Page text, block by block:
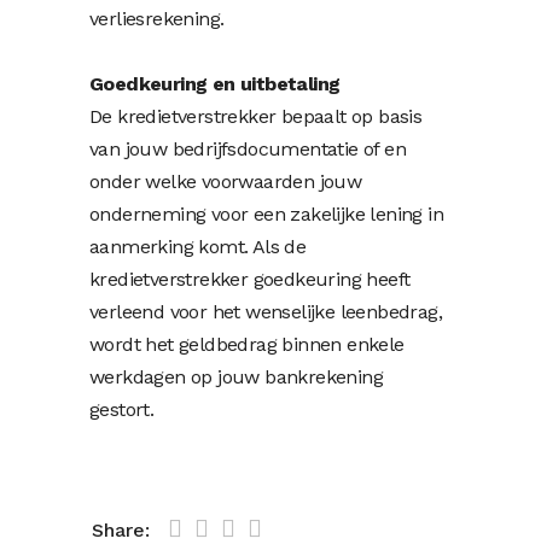
verliesrekening.
Goedkeuring en uitbetaling
De kredietverstrekker bepaalt op basis
van jouw bedrijfsdocumentatie of en
onder welke voorwaarden jouw
onderneming voor een zakelijke lening in
aanmerking komt. Als de
kredietverstrekker goedkeuring heeft
verleend voor het wenselijke leenbedrag,
wordt het geldbedrag binnen enkele
werkdagen op jouw bankrekening
gestort.
Share: